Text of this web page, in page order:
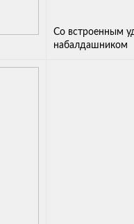
Со встроенным
набалдашником